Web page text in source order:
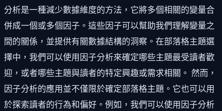
分析是一種減少數據維度的方法，它將多個相關的變量合
併成一個或多個因子。這些因子可以幫助我們理解變量之
間的關係，並提供有關數據結構的洞察。在部落格主題選
擇中，我們可以使用因子分析來確定哪些主題最受讀者歡
迎，或者哪些主題與讀者的特定興趣或需求相關。 然而，
因子分析的應用並不僅限於確定部落格主題。它也可以用
於探索讀者的行為和偏好。例如，我們可以使用因子分析